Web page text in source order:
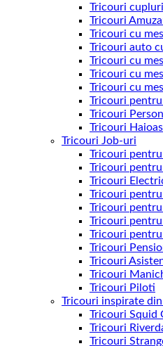
Tricouri
Tricouri
Tricouri cu
Tricouri auto
Tricouri cu
Tricouri cu
Tricouri cu
Tricouri
Tricouri
Tricouri
Tricouri Job-uri
Tricouri
Tricouri
Tricouri
Tricouri
Tricouri
Tricouri pentru
Tricouri
Tricouri
Tricouri
Tricouri
Tricouri Piloti
Tricouri inspirate
Tricouri Squid
Tricouri
Tricouri